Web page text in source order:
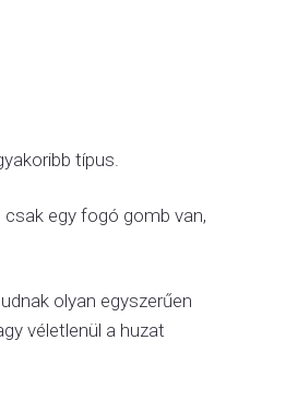
típus.
egy fogó gomb van,
olyan egyszerűen
véletlenül a huzat